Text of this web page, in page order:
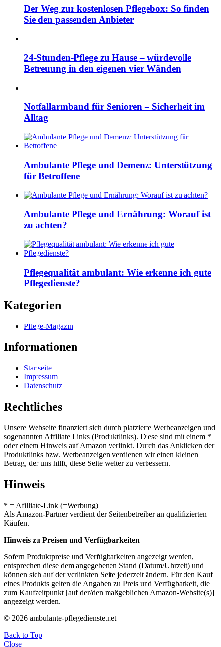
Der Weg zur kostenlosen Pflegebox: So finden
Sie den passenden Anbieter
24-Stunden-Pflege zu Hause – würdevolle
Betreuung in den eigenen vier Wänden
Notfallarmband für Senioren – Sicherheit im
Alltag
Ambulante Pflege und Demenz: Unterstützung
für Betroffene
Ambulante Pflege und Ernährung: Worauf ist
zu achten?
Pflegequalität ambulant: Wie erkenne ich gute
Pflegedienste?
Kategorien
Pflege-Magazin
Informationen
Startseite
Impressum
Datenschutz
Rechtliches
Unsere Webseite finanziert sich durch platzierte Werbeanzeigen und
sogenannten Affiliate Links (Produktlinks). Diese sind mit einem *
oder einem Hinweis auf Amazon verlinkt. Durch das Anklicken der
Produktlinks bzw. Werbeanzeigen verdienen wir einen kleinen
Betrag, der uns hilft, diese Seite weiter zu verbessern.
Hinweis
* = Afilliate-Link (=Werbung)
Als Amazon-Partner verdient der Seitenbetreiber an qualifizierten
Käufen.
Hinweis zu Preisen und Verfügbarkeiten
Sofern Produktpreise und Verfügbarkeiten angezeigt werden,
entsprechen diese dem angegebenen Stand (Datum/Uhrzeit) und
können sich auf der verlinkten Seite jederzeit ändern. Für den Kauf
eines Produkts gelten die Angaben zu Preis und Verfügbarkeit, die
zum Kaufzeitpunkt [auf der/den maßgeblichen Amazon-Website(s)]
angezeigt werden.
© 2026 ambulante-pflegedienste.net
Back to Top
Close